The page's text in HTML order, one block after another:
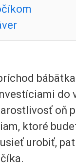
do
oň
ktoré
urobiť,